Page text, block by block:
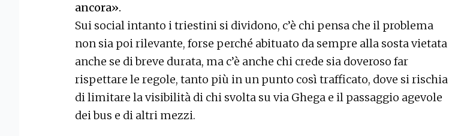
ancora».
Sui social intanto i triestini si dividono, c’è chi pensa che il problema
non sia poi rilevante, forse perché abituato da sempre alla sosta vietata
anche se di breve durata, ma c’è anche chi crede sia doveroso far
rispettare le regole, tanto più in un punto così trafficato, dove si rischia
di limitare la visibilità di chi svolta su via Ghega e il passaggio agevole
dei bus e di altri mezzi.